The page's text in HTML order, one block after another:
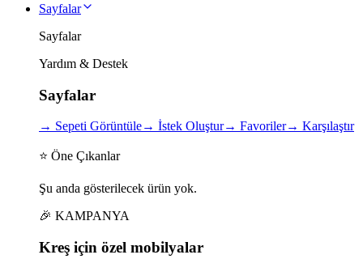
Sayfalar
Sayfalar
Yardım & Destek
Sayfalar
→ Sepeti Görüntüle→ İstek Oluştur→ Favoriler→ Karşılaştır
⭐ Öne Çıkanlar
Şu anda gösterilecek ürün yok.
🎉 KAMPANYA
Kreş için özel mobilyalar